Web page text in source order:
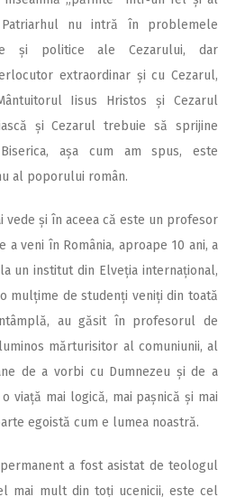
nu intră în problemele
și politice ale Cezarului, dar
extraordinar și cu Cezarul,
Iisus Hristos și Cezarul
și Cezarul trebuie să sprijine
așa cum am spus, este
al poporului român.
vede și în aceea că este un profesor
a veni în România, aproape 10 ani, a
un institut din Elveția internațional,
mulțime de studenți veniți din toată
au găsit în profesorul de
mărturisitor al comuniunii, al
de a vorbi cu Dumnezeu și de a
viață mai logică, mai pașnică și mai
egoistă cum e lumea noastră.
a fost asistat de teologul
mai mult din toți ucenicii, este cel